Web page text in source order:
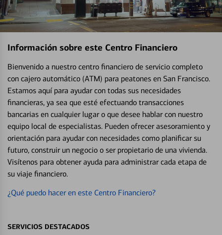
Información sobre este Centro Financiero
Bienvenido a nuestro centro financiero de servicio completo
con cajero automático (ATM) para peatones en San Francisco.
Estamos aquí para ayudar con todas sus necesidades
financieras, ya sea que esté efectuando transacciones
bancarias en cualquier lugar o que desee hablar con nuestro
equipo local de especialistas. Pueden ofrecer asesoramiento y
orientación para ayudar con necesidades como planificar su
futuro, construir un negocio o ser propietario de una vivienda.
Visítenos para obtener ayuda para administrar cada etapa de
su viaje financiero.
¿Qué puedo hacer en este Centro Financiero?
SERVICIOS DESTACADOS